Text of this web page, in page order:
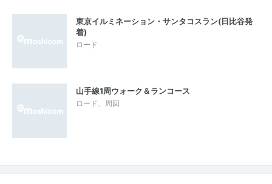
東京イルミネーション・サンタコスラン(日比谷発
着)
ロード
山手線1周ウォーク＆ランコース
ロード、周回